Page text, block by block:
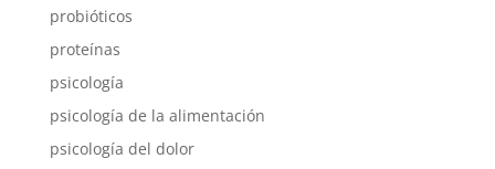
probióticos
proteínas
psicología
psicología de la alimentación
psicología del dolor